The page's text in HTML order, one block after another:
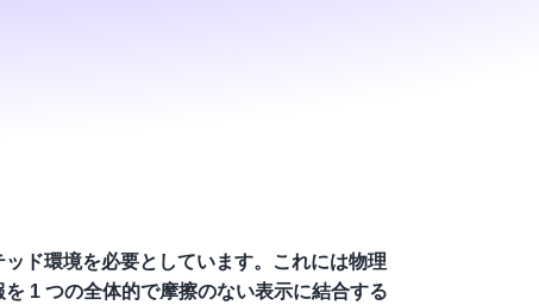
ド環境を必要としています。これには物理
1 つの全体的で摩擦のない表示に結合する